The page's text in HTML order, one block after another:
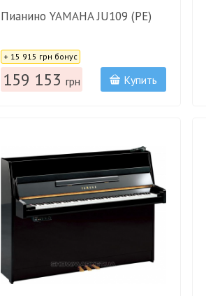
Пианино YAMAHA JU109 (PE)
Цена:
+ 15 915 грн бонус
159 153 грн Купить